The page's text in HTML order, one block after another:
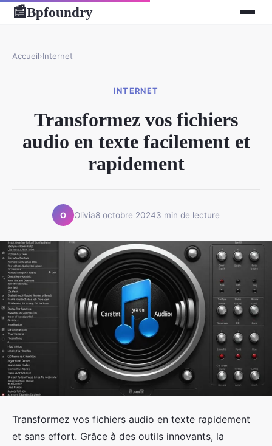
📰Bpfoundry
Accueil›Internet
INTERNET
Transformez vos fichiers
audio en texte facilement et
rapidement
O Olivia8 octobre 20243 min de lecture
Transformez vos fichiers audio en texte rapidement
et sans effort. Grâce à des outils innovants, la